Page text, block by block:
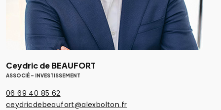
Ceydric de BEAUFORT
ASSOCIÉ - INVESTISSEMENT
06 69 40 85 62
ceydricdebeaufort@alexbolton.fr